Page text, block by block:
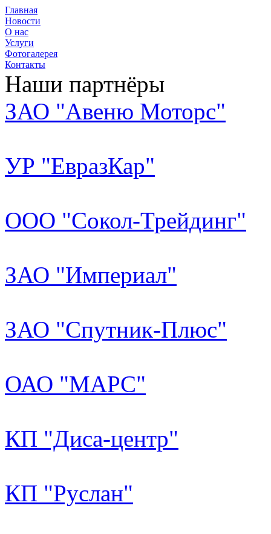
Главная
Новости
О нас
Услуги
Фотогалерея
Контакты
Наши партнёры
ЗАО "Авеню Моторс"
УР "ЕвразКар"
ООО "Сокол-Трейдинг"
ЗАО "Империал"
ЗАО "Спутник-Плюс"
ОАО "МАРС"
КП "Диса-центр"
КП "Руслан"